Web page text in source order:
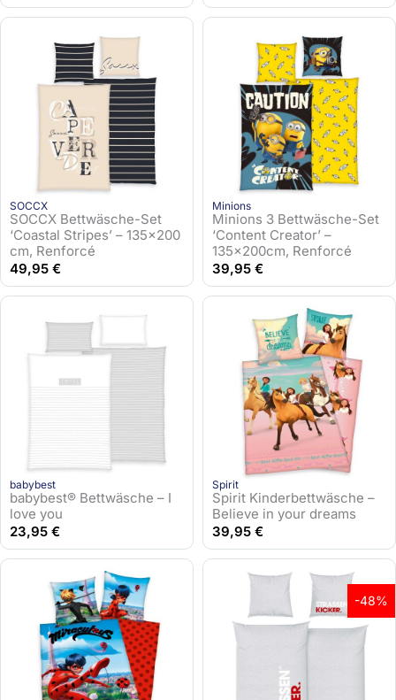
SOCCX
SOCCX Bettwäsche-Set
‘Coastal Stripes’ – 135×200
cm, Renforcé
49,95 €
Minions
Minions 3 Bettwäsche-Set
‘Content Creator’ –
135x200cm, Renforcé
39,95 €
babybest
babybest® Bettwäsche – I
love you
23,95 €
Spirit
Spirit Kinderbettwäsche –
Believe in your dreams
39,95 €
-48%